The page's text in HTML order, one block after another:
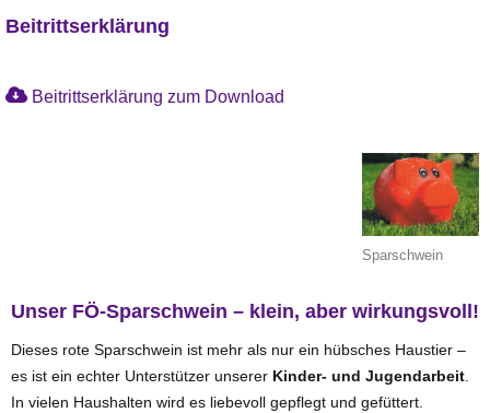
Beitrittserklärung
Beitrittserklärung zum Download
Sparschwein
Unser FÖ-Sparschwein – klein, aber wirkungsvoll!
Dieses rote Sparschwein ist mehr als nur ein hübsches Haustier –
es ist ein echter Unterstützer unserer Kinder- und Jugendarbeit.
In vielen Haushalten wird es liebevoll gepflegt und gefüttert.